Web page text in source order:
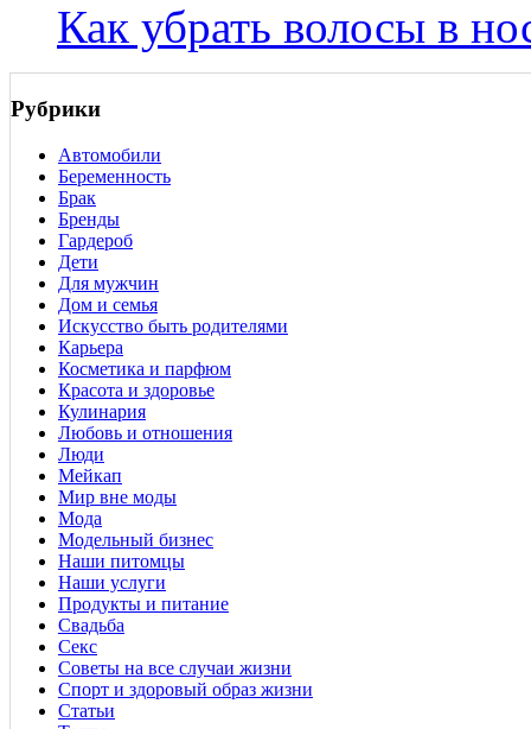
Как убрать волосы в
Рубрики
Автомобили
Беременность
Брак
Бренды
Гардероб
Дети
Для мужчин
Дом и семья
Искусство быть родителями
Карьера
Косметика и парфюм
Красота и здоровье
Кулинария
Любовь и отношения
Люди
Мейкап
Мир вне моды
Мода
Модельный бизнес
Наши питомцы
Наши услуги
Продукты и питание
Свадьба
Секс
Советы на все случаи жизни
Спорт и здоровый образ жизни
Статьи